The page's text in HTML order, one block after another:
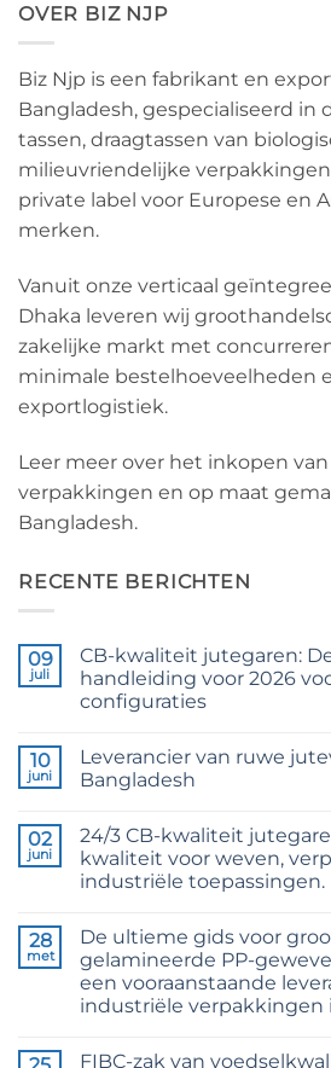
OVER BIZ NJP
Biz Njp is een fabrikant en
Bangladesh, gespecialiseerd in
tassen, draagtassen van
milieuvriendelijke
private label voor Europese en
merken.
Vanuit onze verticaal
Dhaka leveren wij
zakelijke markt met
minimale bestelhoeveelheden
exportlogistiek.
Leer meer over het inkopen
verpakkingen en op maat
Bangladesh.
RECENTE BERICHTEN
09
juli
CB-kwaliteit jutegaren:
handleiding voor 2026
configuraties
op
CB
Grade
The
Technical
2026
Guide
and
36/4
Configurations
10
juni
Leverancier van ruwe
Bangladesh
op
Raw
Jute
Fibre
02
juni
24/3 CB-kwaliteit
kwaliteit voor weven,
industriële toepassingen.
op
24/3
CB
Grade
Jute
Yarn:
for
28
met
De ultieme gids voor
gelamineerde PP-
een vooraanstaande
industriële verpakkingen
op
FIBC-zak van